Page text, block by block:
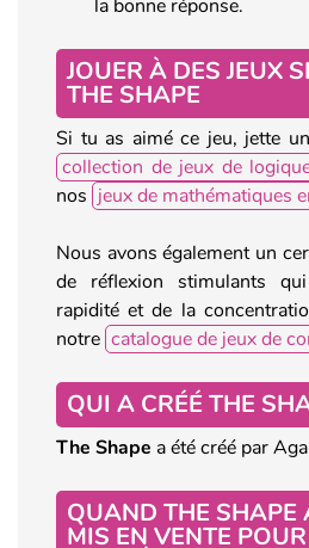
la bonne réponse.
JOUER À DES JEUX
THE SHAPE
Si tu as aimé ce jeu, jette
collection de jeux de
nos jeux de mathématiques
Nous avons également un
de réflexion stimulants
rapidité et de la
notre catalogue de jeux de
QUI A CRÉÉ THE
The Shape a été créé par
QUAND THE SHAPE
MIS EN VENTE